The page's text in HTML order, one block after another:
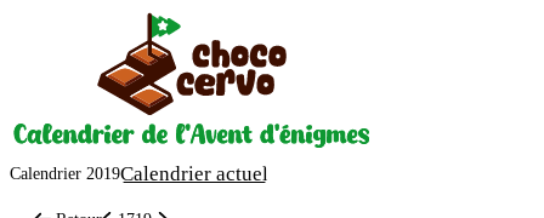
Calendrier 2019Calendrier actuel